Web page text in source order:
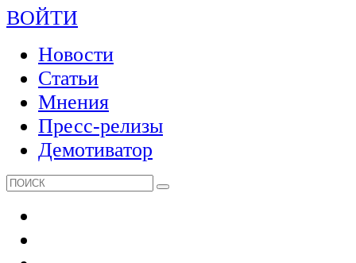
ВОЙТИ
Новости
Статьи
Мнения
Пресс-релизы
Демотиватор